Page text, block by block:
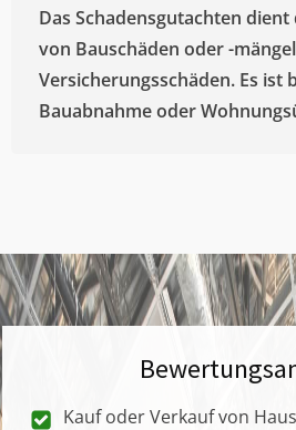
Das Schadensgutachten
von Bauschäden oder -
Versicherungsschäden. Es ist
Bauabnahme oder
Kauf oder Verkauf von